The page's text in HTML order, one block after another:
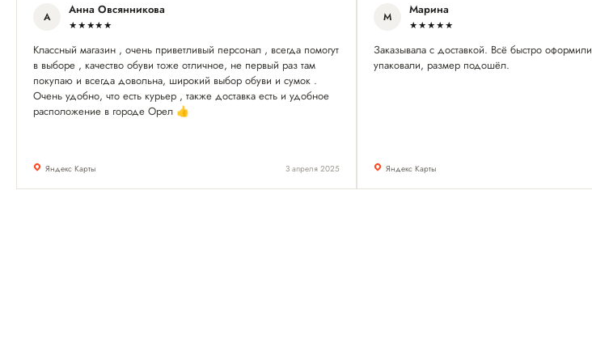
А Анна Овсянникова
★★★★★
Классный магазин , очень приветливый персонал , всегда помогут
в выборе , качество обуви тоже отличное, не первый раз там
покупаю и всегда довольна, широкий выбор обуви и сумок .
Очень удобно, что есть курьер , также доставка есть и удобное
расположение в городе Орел 👍
Яндекс Карты 3 апреля 2025
М Марина
★★★★★
Заказывала с доставкой. Всё быстро
упаковали, размер подошёл.
Яндекс Карты